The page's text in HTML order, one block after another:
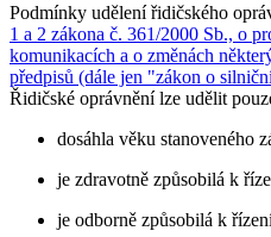
Podmínky udělení řidičského
1 a 2 zákona č. 361/2000 Sb., o
komunikacích a o změnách
předpisů (dále jen "zákon o
Řidičské oprávnění lze udělit
dosáhla věku stanoveného
je zdravotně způsobilá k
je odborně způsobilá k